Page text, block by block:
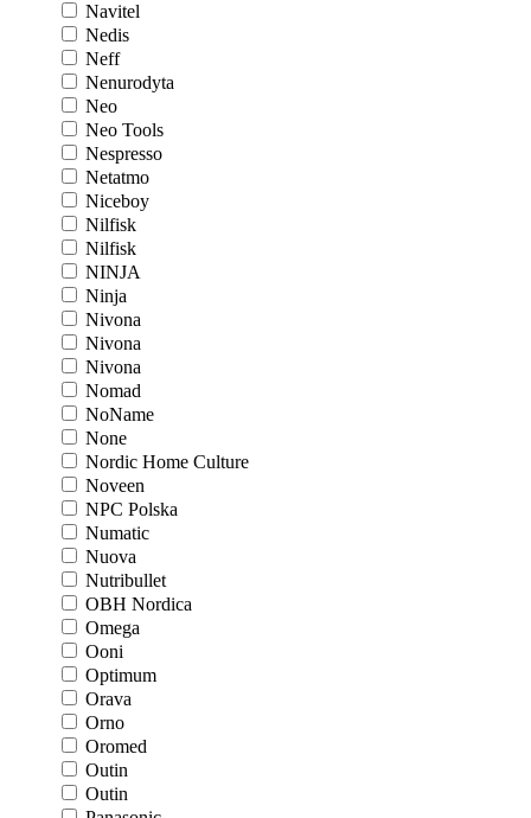
Navitel
Nedis
Neff
Nenurodyta
Neo
Neo Tools
Nespresso
Netatmo
Niceboy
Nilfisk
Nilfisk
NINJA
Ninja
Nivona
Nivona
Nivona
Nomad
NoName
None
Nordic Home Culture
Noveen
NPC Polska
Numatic
Nuova
Nutribullet
OBH Nordica
Omega
Ooni
Optimum
Orava
Orno
Oromed
Outin
Outin